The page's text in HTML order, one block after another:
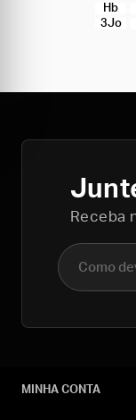
Hb
3Jo
Receba
Nome
MINHA CONTA